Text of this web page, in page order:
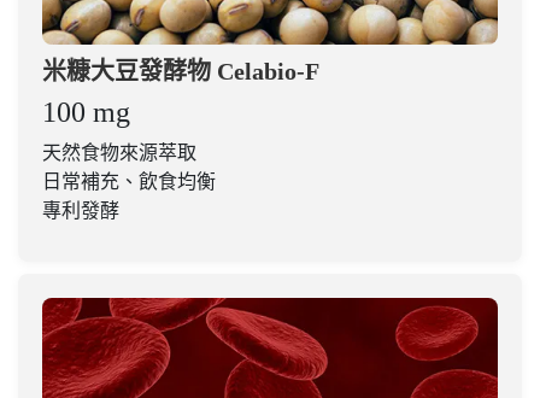
米糠大豆發酵物 Celabio-F
100 mg
天然食物來源萃取
日常補充、飲食均衡
專利發酵